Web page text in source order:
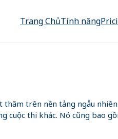
Trang ChủTính năng
trên nền tảng ngẫu
cuộc thi khác. Nó cũng bao